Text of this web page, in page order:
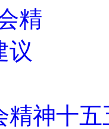
精神十